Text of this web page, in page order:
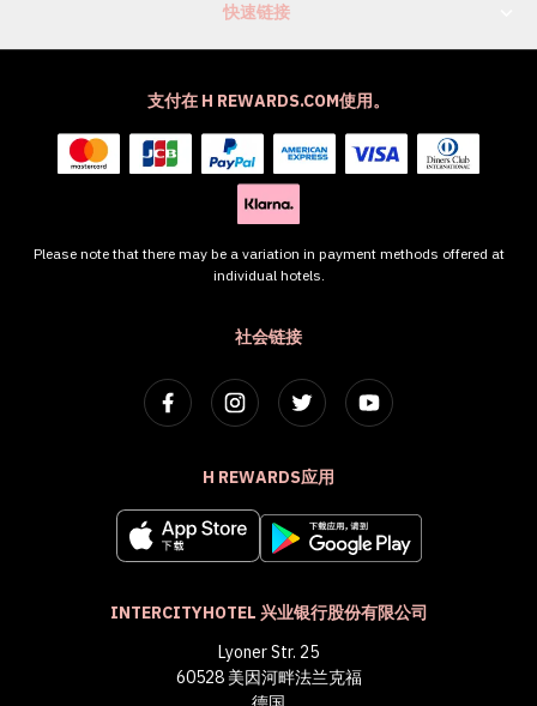
快速链接
社会链接
H REWARDS应用
INTERCITYHOTEL 兴业银行股份有限公司
Lyoner Str. 25
60528 美因河畔法兰克福
支付在 H REWARDS.COM使用。
Please note that there may be a variation in payment methods offered at
individual hotels.